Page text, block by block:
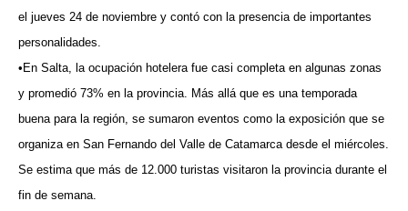
el jueves 24 de noviembre y contó con la presencia de importantes
personalidades.
•En Salta, la ocupación hotelera fue casi completa en algunas zonas
y promedió 73% en la provincia. Más allá que es una temporada
buena para la región, se sumaron eventos como la exposición que se
organiza en San Fernando del Valle de Catamarca desde el miércoles.
Se estima que más de 12.000 turistas visitaron la provincia durante el
fin de semana.